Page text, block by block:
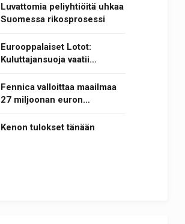
Luvattomia peliyhtiöitä uhkaa
Suomessa rikosprosessi
Eurooppalaiset Lotot:
Kuluttajansuoja vaatii…
Fennica valloittaa maailmaa
27 miljoonan euron…
Kenon tulokset tänään